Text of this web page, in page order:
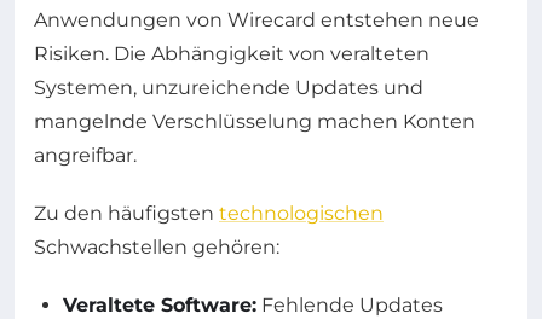
Anwendungen von Wirecard entstehen neue
Risiken. Die Abhängigkeit von veralteten
Systemen, unzureichende Updates und
mangelnde Verschlüsselung machen Konten
angreifbar.
Zu den häufigsten technologischen
Schwachstellen gehören:
Veraltete Software: Fehlende Updates